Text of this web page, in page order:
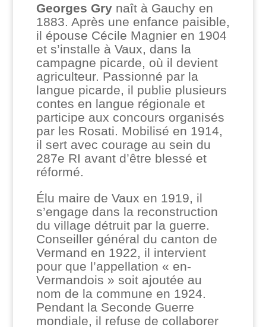
Georges Grynaît à Gauchy en
1883. Après une enfance paisible,
il épouse Cécile Magnier en 1904
et s’installe à Vaux, dans la
campagne picarde, où il devient
agriculteur. Passionné par la
langue picarde, il publie plusieurs
contes en langue régionale et
participe aux concours organisés
par les Rosati. Mobilisé en 1914,
il sert avec courage au sein du
287e RI avant d’être blessé et
réformé.
Élu maire de Vaux en 1919, il
s’engage dans la reconstruction
du village détruit par la guerre.
Conseiller général du canton de
Vermand en 1922, il intervient
pour que l’appellation « en-
Vermandois » soit ajoutée au
nom de la commune en 1924.
Pendant la Seconde Guerre
mondiale, il refuse de collaborer